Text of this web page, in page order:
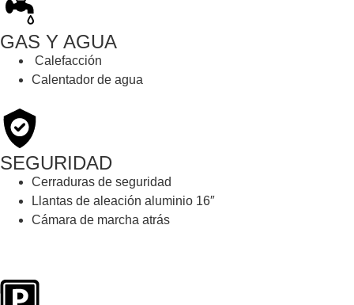
GAS Y AGUA
Calefacción
Calentador de agua
SEGURIDAD
Cerraduras de seguridad
Llantas de aleación aluminio 16″
Cámara de marcha atrás